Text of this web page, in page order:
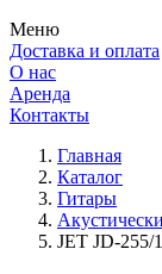
Меню
Доставка и оплата
О нас
Аренда
Контакты
Главная
Каталог
Гитары
JET JD-255/